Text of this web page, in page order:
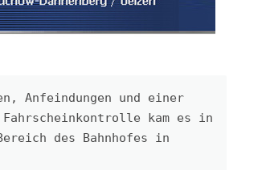
Anfeindungen und einer
kam es in
des Bahnhofes in